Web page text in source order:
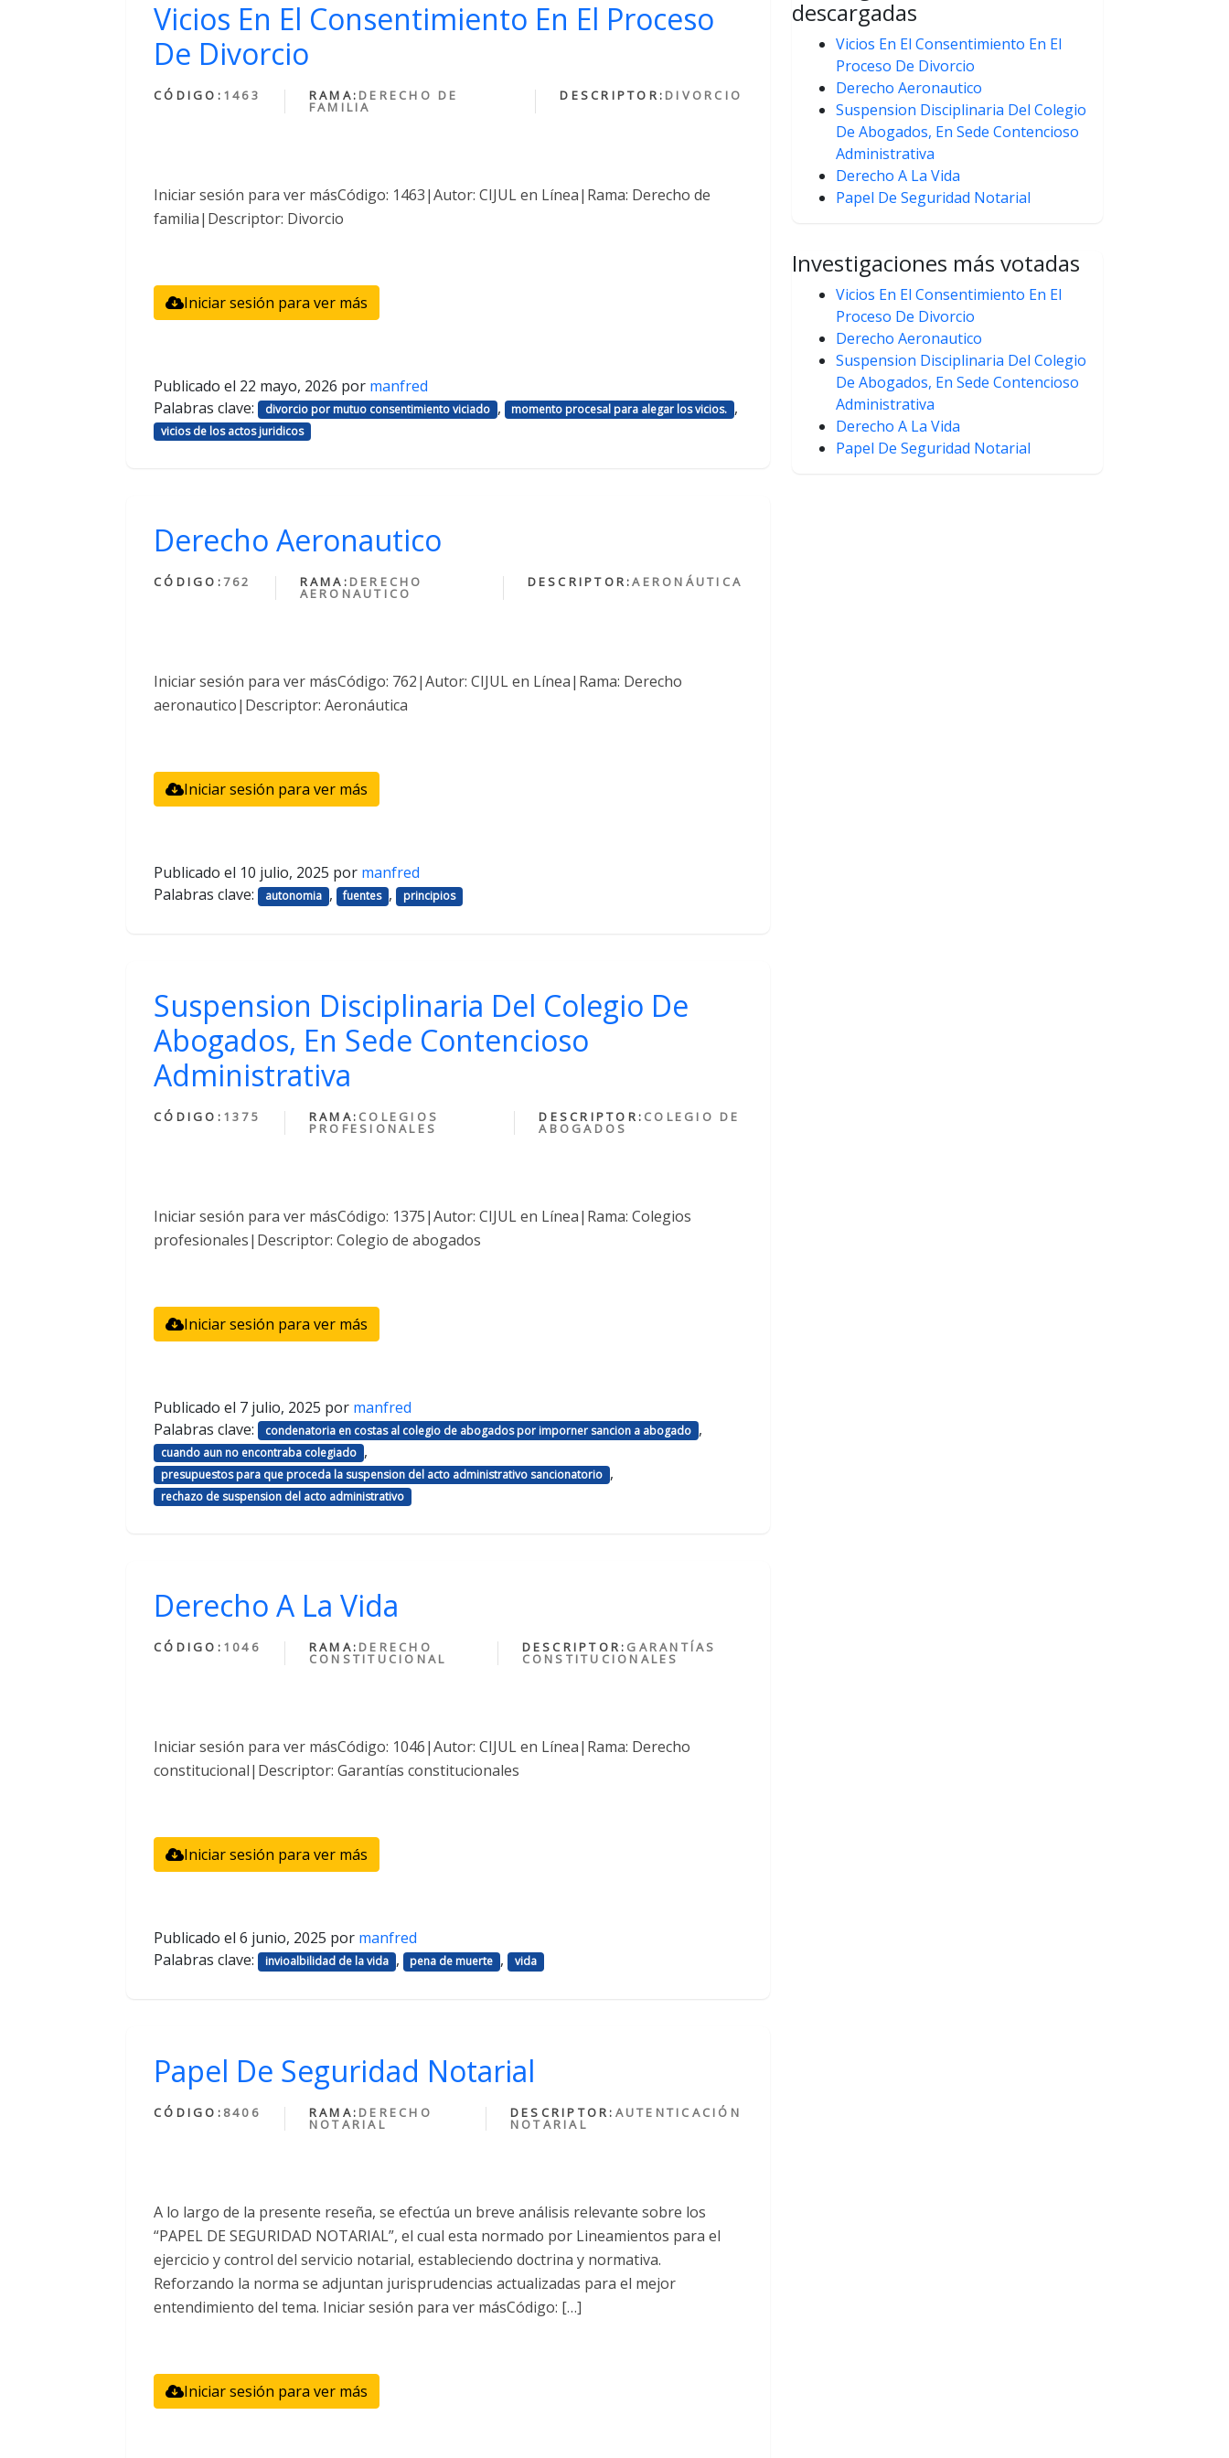
Vicios En El Consentimiento En El Proceso
De Divorcio
CÓDIGO: 1463 RAMA: DERECHO DE
FAMILIA
DESCRIPTOR: DIVORCIO
Iniciar sesión para ver másCódigo: 1463|Autor: CIJUL en Línea|Rama: Derecho de
familia|Descriptor: Divorcio
Iniciar sesión para ver más
Publicado el 22 mayo, 2026 por manfred
Palabras clave:
divorcio por mutuo consentimiento viciado , momento procesal para alegar los vicios. ,
vicios de los actos juridicos
Derecho Aeronautico
CÓDIGO: 762 RAMA: DERECHO
AERONAUTICO
DESCRIPTOR:AERONÁUTICA
Iniciar sesión para ver másCódigo: 762|Autor: CIJUL en Línea|Rama: Derecho
aeronautico|Descriptor: Aeronáutica
Iniciar sesión para ver más
Publicado el 10 julio, 2025 por manfred
Palabras clave:
autonomia , fuentes , principios
Suspension Disciplinaria Del Colegio De
Abogados, En Sede Contencioso
Administrativa
CÓDIGO: 1375 RAMA: COLEGIOS
PROFESIONALES
DESCRIPTOR: COLEGIO DE
ABOGADOS
Iniciar sesión para ver másCódigo: 1375|Autor: CIJUL en Línea|Rama: Colegios
profesionales|Descriptor: Colegio de abogados
Iniciar sesión para ver más
Publicado el 7 julio, 2025 por manfred
Palabras clave:
condenatoria en costas al colegio de abogados por imporner sancion a abogado ,
cuando aun no encontraba colegiado ,
presupuestos para que proceda la suspension del acto administrativo sancionatorio ,
rechazo de suspension del acto administrativo
Derecho A La Vida
CÓDIGO: 1046 RAMA: DERECHO
CONSTITUCIONAL
DESCRIPTOR: GARANTÍAS
CONSTITUCIONALES
Iniciar sesión para ver másCódigo: 1046|Autor: CIJUL en Línea|Rama: Derecho
constitucional|Descriptor: Garantías constitucionales
Iniciar sesión para ver más
Publicado el 6 junio, 2025 por manfred
Palabras clave:
invioalbilidad de la vida , pena de muerte , vida
Papel De Seguridad Notarial
CÓDIGO: 8406 RAMA: DERECHO
NOTARIAL
DESCRIPTOR: AUTENTICACIÓN
NOTARIAL
A lo largo de la presente reseña, se efectúa un breve análisis relevante sobre los
“PAPEL DE SEGURIDAD NOTARIAL”, el cual esta normado por Lineamientos para el
ejercicio y control del servicio notarial, estableciendo doctrina y normativa.
Reforzando la norma se adjuntan jurisprudencias actualizadas para el mejor
entendimiento del tema. Iniciar sesión para ver másCódigo: […]
Iniciar sesión para ver más
descargadas
Vicios En El Consentimiento En El
Proceso De Divorcio
Derecho Aeronautico
Suspension Disciplinaria Del Colegio
De Abogados, En Sede Contencioso
Administrativa
Derecho A La Vida
Papel De Seguridad Notarial
Investigaciones más votadas
Vicios En El Consentimiento En El
Proceso De Divorcio
Derecho Aeronautico
Suspension Disciplinaria Del Colegio
De Abogados, En Sede Contencioso
Administrativa
Derecho A La Vida
Papel De Seguridad Notarial